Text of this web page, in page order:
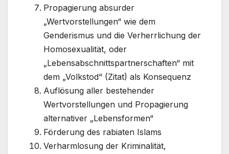
Propagierung absurder
„Wertvorstellungen“ wie dem
Genderismus und die Verherrlichung der
Homosexualität, oder
„Lebensabschnittspartnerschaften“ mit
dem „Volkstod“ (Zitat) als Konsequenz
Auflösung aller bestehender
Wertvorstellungen und Propagierung
alternativer „Lebensformen“
Förderung des rabiaten Islams
Verharmlosung der Kriminalität,